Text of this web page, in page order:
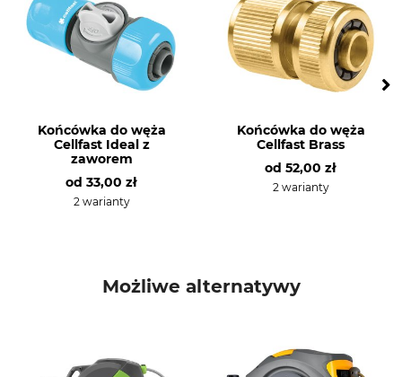
Końcówka do węża
Cellfast Ideal z
zaworem
od 33,00 zł
2 warianty
Końcówka do węża
Cellfast Brass
od 52,00 zł
2 warianty
Możliwe alternatywy